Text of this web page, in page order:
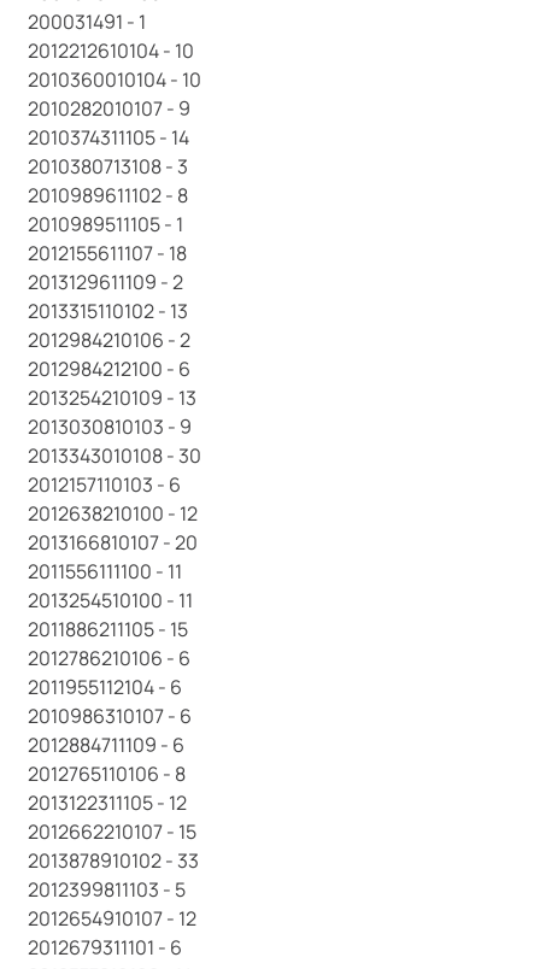
200031491 - 1
2012212610104 - 10
2010360010104 - 10
2010282010107 - 9
2010374311105 - 14
2010380713108 - 3
2010989611102 - 8
2010989511105 - 1
2012155611107 - 18
2013129611109 - 2
2013315110102 - 13
2012984210106 - 2
2012984212100 - 6
2013254210109 - 13
2013030810103 - 9
2013343010108 - 30
2012157110103 - 6
2012638210100 - 12
2013166810107 - 20
2011556111100 - 11
2013254510100 - 11
2011886211105 - 15
2012786210106 - 6
2011955112104 - 6
2010986310107 - 6
2012884711109 - 6
2012765110106 - 8
2013122311105 - 12
2012662210107 - 15
2013878910102 - 33
2012399811103 - 5
2012654910107 - 12
2012679311101 - 6